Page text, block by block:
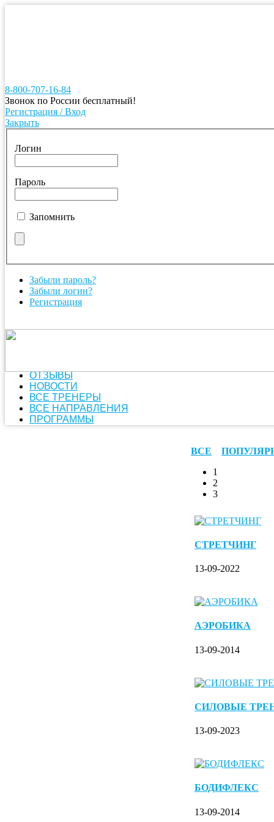
8-800-707-16-84
Звонок по России бесплатный!
Регистрация / Вход
Закрыть
Логин
Пароль
Запомнить
Забыли пароль?
Забыли логин?
Регистрация
ОТЗЫВЫ
НОВОСТИ
ВСЕ ТРЕНЕРЫ
ВСЕ НАПРАВЛЕНИЯ
ПРОГРАММЫ
ВСЕ
1
2
3
СТРЕТЧИНГ
13-09-2022
АЭРОБИКА
13-09-2014
СИЛОВЫЕ
13-09-2023
БОДИФЛЕКС
13-09-2014